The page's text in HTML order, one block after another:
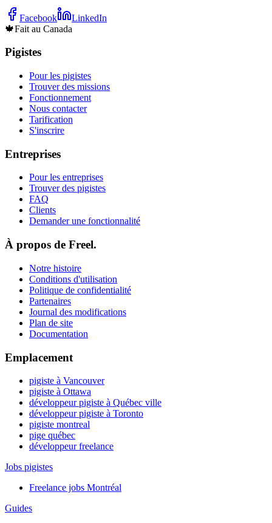
Facebook
LinkedIn
🍁Fait au Canada
Pigistes
Pour les pigistes
Trouver des missions
Fonctionnement
Nous contacter
Tarification
S'inscrire
Entreprises
Pour les entreprises
Trouver des pigistes
FAQ
Clients
Demander une fonctionnalité
À propos de Freel.
Notre histoire
Conditions d'utilisation
Politique de confidentialité
Partenaires
Journal des modifications
Plan de site
Documentation
Emplacement
pigiste à Vancouver
pigiste à Ottawa
développeur pigiste à Québec ville
développeur pigiste à Toronto
pigiste montreal
pige québec
développeur freelance
Jobs pigistes
Freelance jobs Montréal
Guides